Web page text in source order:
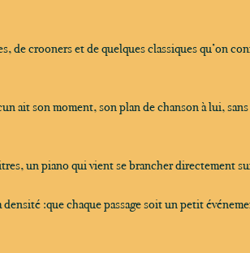
de crooners et de quelques classiques qu’on
ait son moment, son plan de chanson à lui,
un piano qui vient se brancher directement
:que chaque passage soit un petit